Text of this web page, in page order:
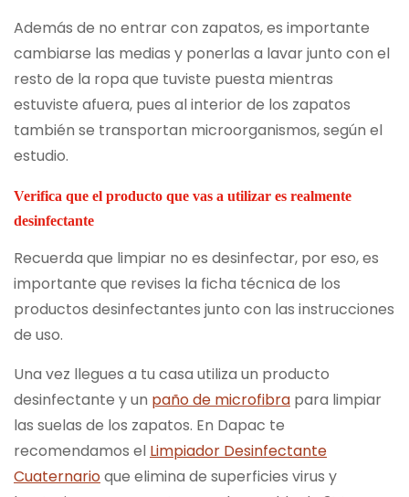
Además de no entrar con zapatos, es importante
cambiarse las medias y ponerlas a lavar junto con el
resto de la ropa que tuviste puesta mientras
estuviste afuera, pues al interior de los zapatos
también se transportan microorganismos, según el
estudio.
Verifica que el producto que vas a utilizar es realmente
desinfectante
Recuerda que limpiar no es desinfectar, por eso, es
importante que revises la ficha técnica de los
productos desinfectantes junto con las instrucciones
de uso.
Una vez llegues a tu casa utiliza un producto
desinfectante y un paño de microfibra para limpiar
las suelas de los zapatos. En Dapac te
recomendamos el Limpiador Desinfectante
Cuaternarioque elimina de superficies virus y